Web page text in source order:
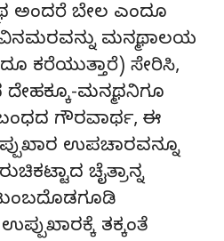
ಅಂದರೆ ಬೇಲ ಎಂದೂ
ಮನ್ಮಥಾಲಯ
ಕರೆಯುತ್ತಾರೆ) ಸೇರಿಸಿ,
ಮನ್ಮಥನಿಗೂ
ಗೌರವಾರ್ಥ, ಈ
ಉಪಚಾರವನ್ನೂ
ಚೈತ್ರಾನ್ನ
ತಕ್ಕಂತೆ